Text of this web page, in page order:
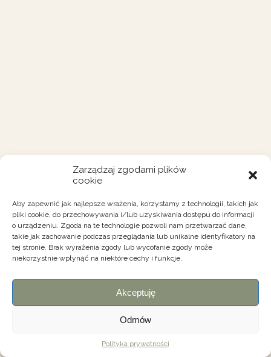
Zarządzaj zgodami plików
cookie
Aby zapewnić jak najlepsze wrażenia, korzystamy z technologii, takich jak
pliki cookie, do przechowywania i/lub uzyskiwania dostępu do informacji
o urządzeniu. Zgoda na te technologie pozwoli nam przetwarzać dane,
takie jak zachowanie podczas przeglądania lub unikalne identyfikatory na
tej stronie. Brak wyrażenia zgody lub wycofanie zgody może
niekorzystnie wpłynąć na niektóre cechy i funkcje.
Akceptuję
Odmów
Polityka prywatności